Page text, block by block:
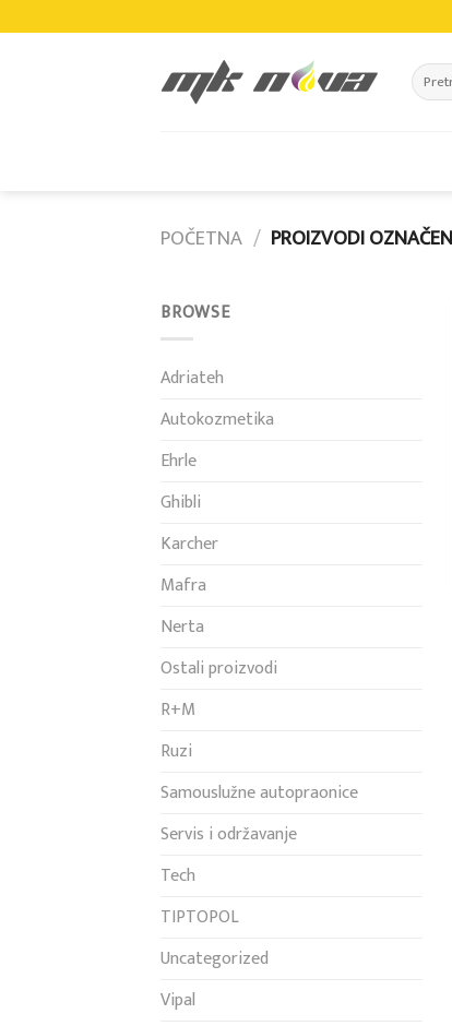
to
Pretraži:
POČETNA / PROIZVODI
BROWSE
Adriateh
Autokozmetika
Ehrle
Ghibli
Karcher
Mafra
Nerta
Ostali proizvodi
R+M
Ruzi
Samouslužne autopraonice
Servis i održavanje
Tech
TIPTOPOL
Uncategorized
Vipal